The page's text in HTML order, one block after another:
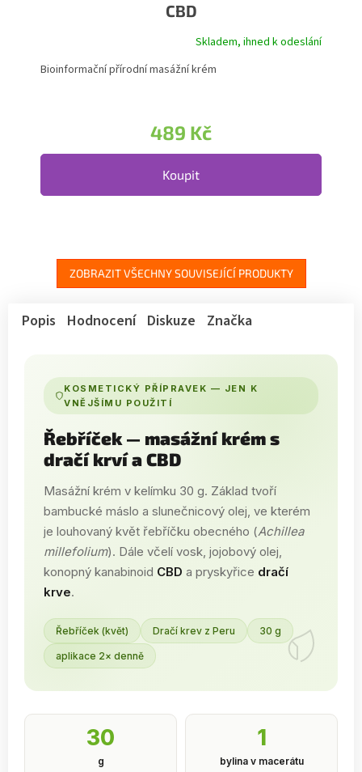
CBD
Průměrné hodnocení produktu je 5,0 z 5 hvězdiček.
Skladem, ihned k odeslání
489 Kč
Koupit
Bioinformační přírodní masážní krém
ZOBRAZIT VŠECHNY SOUVISEJÍCÍ PRODUKTY
Popis Hodnocení Diskuze Značka
KOSMETICKÝ PŘÍPRAVEK — JEN K
VNĚJŠÍMU POUŽITÍ
Řebříček — masážní krém s
dračí krví a CBD
Masážní krém v kelímku 30 g. Základ tvoří
bambucké máslo a slunečnicový olej, ve kterém
je louhovaný květ řebříčku obecného (Achillea
millefolium). Dále včelí vosk, jojobový olej,
konopný kanabinoid CBD a pryskyřice dračí
krve.
Řebříček (květ) Dračí krev z Peru 30 g
aplikace 2× denně
30
g
1
bylina v macerátu